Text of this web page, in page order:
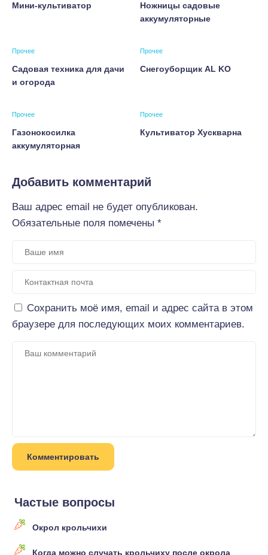
Мини-культиватор
Ножницы садовые
аккумуляторные
Прочее
Садовая техника для дачи
и огорода
Прочее
Снегоуборщик AL KO
Прочее
Газонокосилка
аккумуляторная
Прочее
Культиватор Хускварна
Добавить комментарий
Ваш адрес email не будет опубликован.
Обязательные поля помечены *
Сохранить моё имя, email и адрес сайта в этом
браузере для последующих моих комментариев.
Частые вопросы
Окрол крольчихи
Когда можно случать крольчиху после окрола